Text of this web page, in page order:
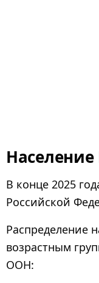
Население
В конце 2025
Российской
Распределение
возрастным
ООН: